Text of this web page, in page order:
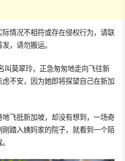
情况不相符或存在侵权行为，请联
，请勿搬运。
叫莫翠玲，正急匆匆地走向飞往新
不安，因为她即将探望自己在新加
飞抵新加坡，却没有想到，一场奇
踏入姨妈家的院子，就看到一个陌